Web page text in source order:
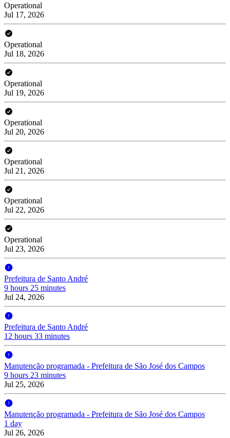
Operational
Jul 17, 2026
Operational
Jul 18, 2026
Operational
Jul 19, 2026
Operational
Jul 20, 2026
Operational
Jul 21, 2026
Operational
Jul 22, 2026
Operational
Jul 23, 2026
Prefeitura de Santo André
9 hours 25 minutes
Jul 24, 2026
Prefeitura de Santo André
12 hours 33 minutes
Manutenção programada - Prefeitura de São José dos Campos
9 hours 23 minutes
Jul 25, 2026
Manutenção programada - Prefeitura de São José dos Campos
1 day
Jul 26, 2026